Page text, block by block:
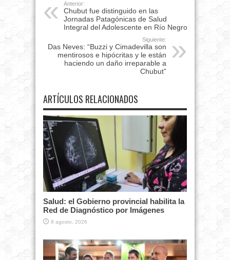
Anterior:
Chubut fue distinguido en las
Jornadas Patagónicas de Salud
Integral del Adolescente en Río Negro
Siguiente:
Das Neves: “Buzzi y Cimadevilla son
mentirosos e hipócritas y le están
haciendo un daño irreparable a
Chubut”
ARTÍCULOS RELACIONADOS
Salud: el Gobierno provincial habilita la
Red de Diagnóstico por Imágenes
8 agosto, 2026